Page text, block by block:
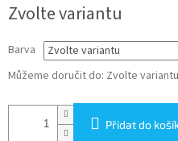
cena:
Zvolte variantu
Barva
Můžeme doručit do: Zvolte variantu
Přidat do